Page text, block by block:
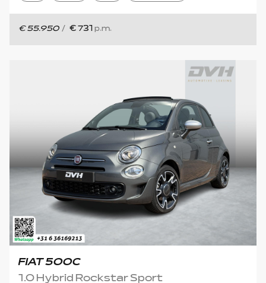
€ 55.950 / € 731 p.m.
FIAT 500C
1.0 Hybrid Rockstar Sport